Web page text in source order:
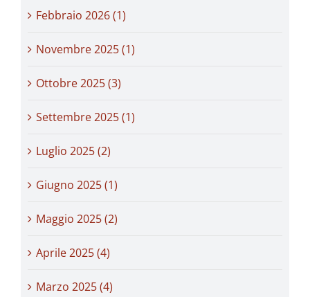
Febbraio 2026 (1)
Novembre 2025 (1)
Ottobre 2025 (3)
Settembre 2025 (1)
Luglio 2025 (2)
Giugno 2025 (1)
Maggio 2025 (2)
Aprile 2025 (4)
Marzo 2025 (4)